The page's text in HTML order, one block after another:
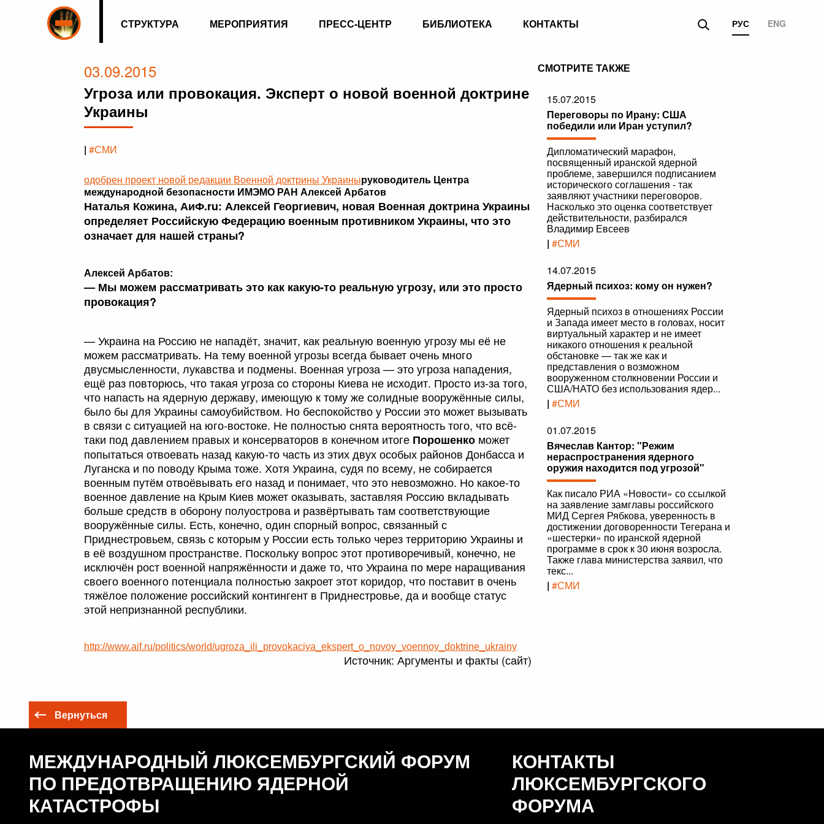
СТРУКТУРА МЕРОПРИЯТИЯ ПРЕСС-ЦЕНТР БИБЛИОТЕКА КОНТАКТЫ РУС ENG
03.09.2015
Угроза или провокация. Эксперт о новой военной доктрине
Украины
| #СМИ
одобрен проект новой редакции Военной доктрины Украиныруководитель Центра
международной безопасности ИМЭМО РАН Алексей Арбатов
Наталья Кожина, АиФ.ru: Алексей Георгиевич, новая Военная доктрина Украины
определяет Российскую Федерацию военным противником Украины, что это
означает для нашей страны?
Алексей Арбатов:
— Мы можем рассматривать это как какую-то реальную угрозу, или это просто
провокация?
— Украина на Россию не нападёт, значит, как реальную военную угрозу мы её не
можем рассматривать. На тему военной угрозы всегда бывает очень много
двусмысленности, лукавства и подмены. Военная угроза — это угроза нападения,
ещё раз повторюсь, что такая угроза со стороны Киева не исходит. Просто из-за того,
что напасть на ядерную державу, имеющую к тому же солидные вооружённые силы,
было бы для Украины самоубийством. Но беспокойство у России это может вызывать
в связи с ситуацией на юго-востоке. Не полностью снята вероятность того, что всё-
таки под давлением правых и консерваторов в конечном итоге Порошенко может
попытаться отвоевать назад какую-то часть из этих двух особых районов Донбасса и
Луганска и по поводу Крыма тоже. Хотя Украина, судя по всему, не собирается
военным путём отвоёвывать его назад и понимает, что это невозможно. Но какое-то
военное давление на Крым Киев может оказывать, заставляя Россию вкладывать
больше средств в оборону полуострова и развёртывать там соответствующие
вооружённые силы. Есть, конечно, один спорный вопрос, связанный с
Приднестровьем, связь с которым у России есть только через территорию Украины и
в её воздушном пространстве. Поскольку вопрос этот противоречивый, конечно, не
исключён рост военной напряжённости и даже то, что Украина по мере наращивания
своего военного потенциала полностью закроет этот коридор, что поставит в очень
тяжёлое положение российский контингент в Приднестровье, да и вообще статус
этой непризнанной республики.
http://www.aif.ru/politics/world/ugroza_ili_provokaciya_ekspert_o_novoy_voennoy_doktrine_ukrainy
Источник: Аргументы и факты (сайт)
СМОТРИТЕ ТАКЖЕ
15.07.2015
Переговоры по Ирану: США
победили или Иран уступил?
Дипломатический марафон,
посвященный иранской ядерной
проблеме, завершился подписанием
исторического соглашения - так
заявляют участники переговоров.
Насколько это оценка соответствует
действительности, разбирался
Владимир Евсеев
| #СМИ
14.07.2015
Ядерный психоз: кому он нужен?
Ядерный психоз в отношениях России
и Запада имеет место в головах, носит
виртуальный характер и не имеет
никакого отношения к реальной
обстановке — так же как и
представления о возможном
вооруженном столкновении России и
США/НАТО без использования ядер...
| #СМИ
01.07.2015
Вячеслав Кантор: "Режим
нераспространения ядерного
оружия находится под угрозой"
Как писало РИА «Новости» со ссылкой
на заявление замглавы российского
МИД Сергея Рябкова, уверенность в
достижении договоренности Тегерана и
«шестерки» по иранской ядерной
программе в срок к 30 июня возросла.
Также глава министерства заявил, что
текс...
| #СМИ
Вернуться
МЕЖДУНАРОДНЫЙ ЛЮКСЕМБУРГСКИЙ ФОРУМ
ПО ПРЕДОТВРАЩЕНИЮ ЯДЕРНОЙ
КАТАСТРОФЫ
КОНТАКТЫ
ЛЮКСЕМБУРГСКОГО
ФОРУМА